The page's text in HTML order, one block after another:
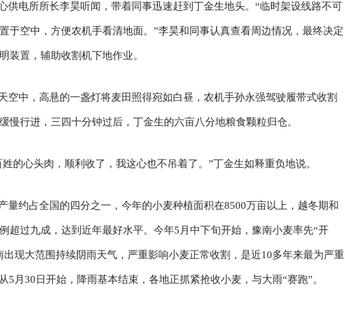
供电所所长李昊听闻，带着同事迅速赶到丁金生地头。“临时架设线路不可
于空中，方便农机手看清地面。”李昊和同事认真查看周边情况，最终决定
装置，辅助收割机下地作业。
空中，高悬的一盏灯将麦田照得宛如白昼，农机手孙永强驾驶履带式收割
慢行进，三四十分钟过后，丁金生的六亩八分地粮食颗粒归仓。
的心头肉，顺利收了，我这心也不吊着了。”丁金生如释重负地说。
量约占全国的四分之一，今年的小麦种植面积在8500万亩以上，越冬期和
超过九成，达到近年最好水平。今年5月中下旬开始，豫南小麦率先“开
出现大范围持续阴雨天气，严重影响小麦正常收割，是近10多年来最为严重
5月30日开始，降雨基本结束，各地正抓紧抢收小麦，与大雨“赛跑”。